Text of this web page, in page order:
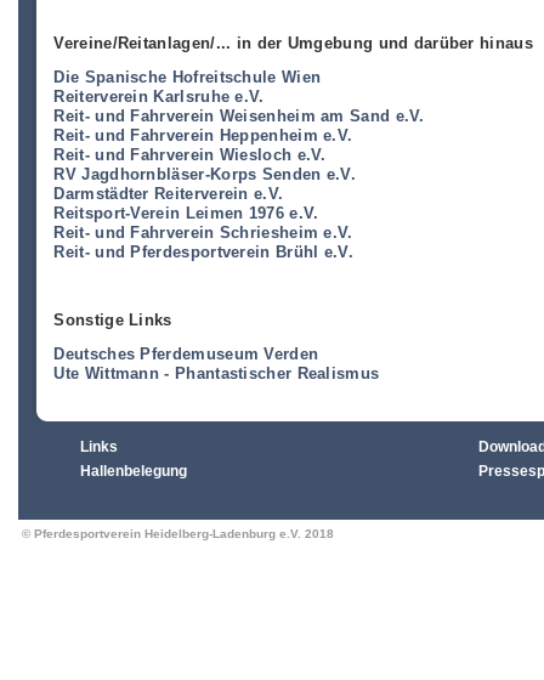
Vereine/Reitanlagen/... in der Umgebung und darüber hinaus
Die Spanische Hofreitschule Wien
Reiterverein Karlsruhe e.V.
Reit- und Fahrverein Weisenheim am Sand e.V.
Reit- und Fahrverein Heppenheim e.V.
Reit- und Fahrverein Wiesloch e.V.
RV Jagdhornbläser-Korps Senden e.V.
Darmstädter Reiterverein e.V.
Reitsport-Verein Leimen 1976 e.V.
Reit- und Fahrverein Schriesheim e.V.
Reit- und Pferdesportverein Brühl e.V.
Sonstige Links
Deutsches Pferdemuseum Verden
Ute Wittmann - Phantastischer Realismus
Links
Hallenbelegung
© Pferdesportverein Heidelberg-Ladenburg e.V. 2018